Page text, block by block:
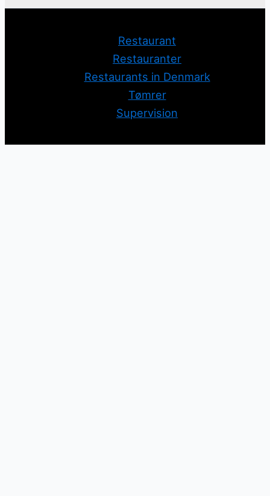
Restaurant
Restauranter
Restaurants in Denmark
Tømrer
Supervision